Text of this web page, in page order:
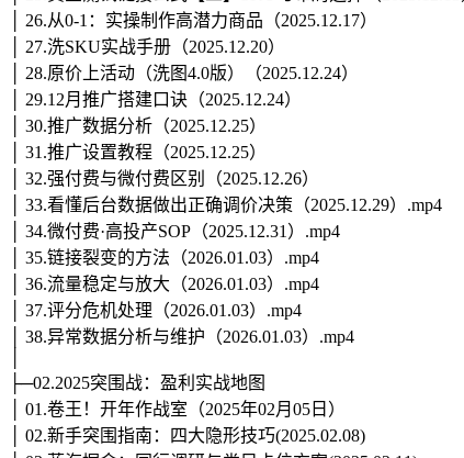
│ 26.从0-1：实操制作高潜力商品（2025.12.17）
│ 27.洗SKU实战手册（2025.12.20）
│ 28.原价上活动（洗图4.0版）（2025.12.24）
│ 29.12月推广搭建口诀（2025.12.24）
│ 30.推广数据分析（2025.12.25）
│ 31.推广设置教程（2025.12.25）
│ 32.强付费与微付费区别（2025.12.26）
│ 33.看懂后台数据做出正确调价决策（2025.12.29）.mp4
│ 34.微付费·高投产SOP（2025.12.31）.mp4
│ 35.链接裂变的方法（2026.01.03）.mp4
│ 36.流量稳定与放大（2026.01.03）.mp4
│ 37.评分危机处理（2026.01.03）.mp4
│ 38.异常数据分析与维护（2026.01.03）.mp4
├─02.2025突围战：盈利实战地图
│ 01.卷王！开年作战室（2025年02月05日）
│ 02.新手突围指南：四大隐形技巧(2025.02.08)